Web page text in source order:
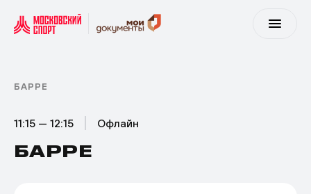
БАРРЕ
11:15 — 12:15 Офлайн
БАРРЕ